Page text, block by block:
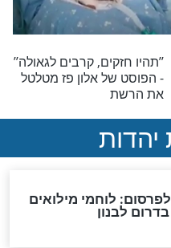
הראשיים